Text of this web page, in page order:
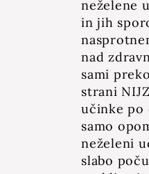
neželene
in jih
nad
sami
strani
učinke po
samo
neželeni
slabo